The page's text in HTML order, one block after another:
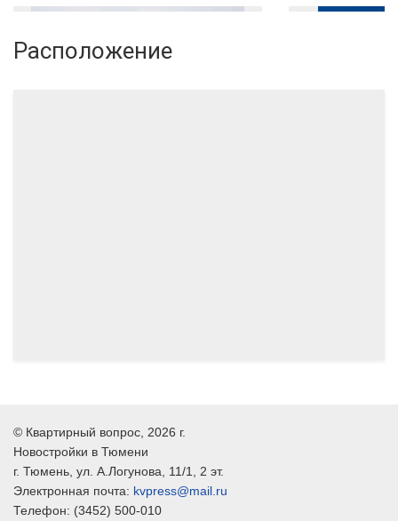
Расположение
© Квартирный вопрос , 2026 г.
Новостройки в Тюмени
г. Тюмень , ул. А.Логунова, 11/1, 2 эт.
Электронная почта: kvpress@mail.ru
Телефон: (3452) 500-010